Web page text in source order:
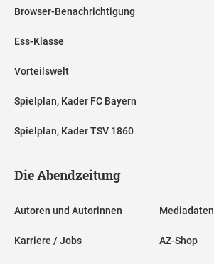
Browser-Benachrichtigung
Ess-Klasse
Vorteilswelt
Spielplan, Kader FC Bayern
Spielplan, Kader TSV 1860
Die Abendzeitung
Autoren und Autorinnen
Karriere / Jobs
Mediadaten
AZ-Shop